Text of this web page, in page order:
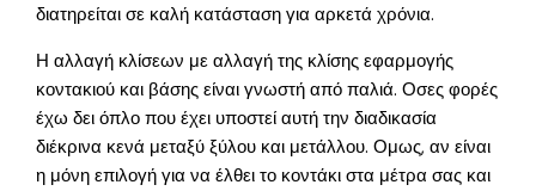
διατηρείται σε καλή κατάσταση για αρκετά χρόνια.
Η αλλαγή κλίσεων με αλλαγή της κλίσης εφαρμογής
κοντακιού και βάσης είναι γνωστή από παλιά. Οσες φορές
έχω δει όπλο που έχει υποστεί αυτή την διαδικασία
διέκρινα κενά μεταξύ ξύλου και μετάλλου. Ομως, αν είναι
η μόνη επιλογή για να έλθει το κοντάκι στα μέτρα σας και